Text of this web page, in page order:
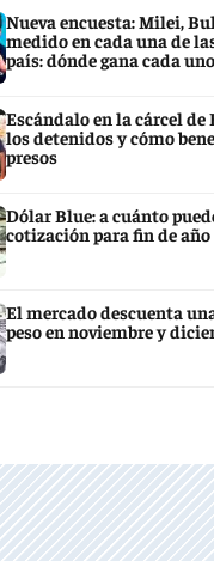
Nueva encuesta: Milei,
medido en cada una de
país: dónde gana cada uno
Escándalo en la cárcel de
los detenidos y cómo
presos
Dólar Blue: a cuánto
cotización para fin de año
El mercado descuenta
peso en noviembre y